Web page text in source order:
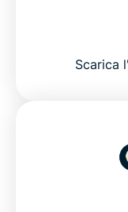
Scopri perché
Scarica